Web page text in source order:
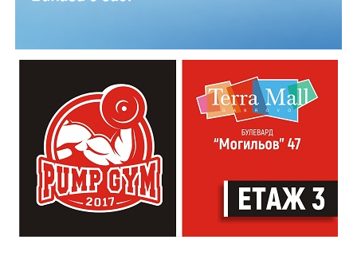
валидират превозни документи по модерен и